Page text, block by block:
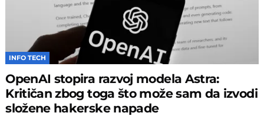
INFO TECH
OpenAI stopira razvoj modela Astra:
Kritičan zbog toga što može sam da izvodi
složene hakerske napade